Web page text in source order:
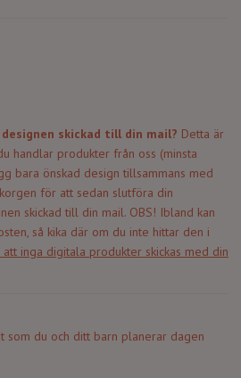
skickad till din mail? Detta är
handlar produkter från oss (minsta
bara önskad design tillsammans med
för att sedan slutföra din
skickad till din mail. OBS! Ibland kan
så kika där om du inte hittar den i
att inga digitala produkter skickas med din
som du och ditt barn planerar dagen